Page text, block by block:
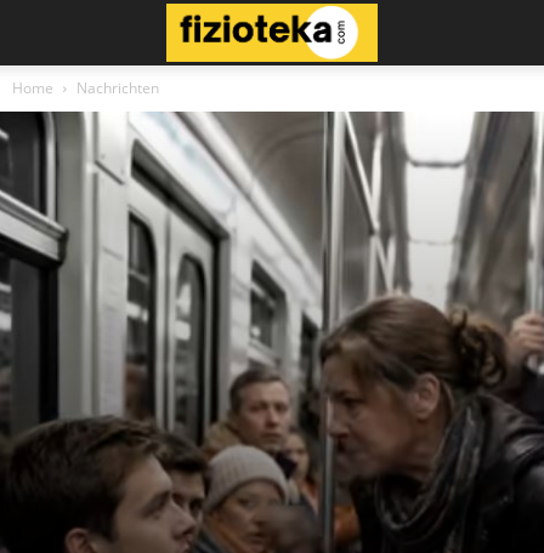
Home Nachrichten